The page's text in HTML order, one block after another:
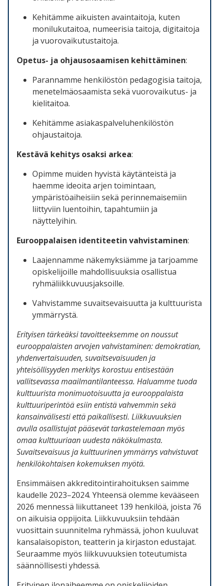
Kehitämme aikuisten avaintaitoja, kuten
monilukutaitoa, numeerisia taitoja, digitaitoja
ja vuorovaikutustaitoja.
Opetus- ja ohjausosaamisen kehittäminen:
Parannamme henkilöstön pedagogisia taitoja,
menetelmäosaamista sekä vuorovaikutus- ja
kielitaitoa.
Kehitämme asiakaspalveluhenkilöstön
ohjaustaitoja.
Kestävä kehitys osaksi arkea:
Opimme muiden hyvistä käytänteistä ja
haemme ideoita arjen toimintaan,
ympäristöaiheisiin sekä perinnemaisemiin
liittyviin luentoihin, tapahtumiin ja
näyttelyihin.
Eurooppalaisen identiteetin vahvistaminen:
Laajennamme näkemyksiämme ja tarjoamme
opiskelijoille mahdollisuuksia osallistua
ryhmäliikkuvuusjaksoille.
Vahvistamme suvaitsevaisuutta ja kulttuurista
ymmärrystä.
Erityisen tärkeäksi tavoitteeksemme on noussut
eurooppalaisten arvojen vahvistaminen: demokratian,
yhdenvertaisuuden, suvaitsevaisuuden ja
yhteisöllisyyden merkitys korostuu entisestään
vallitsevassa maailmantilanteessa. Haluamme tuoda
kulttuurista monimuotoisuutta ja eurooppalaista
kulttuuriperintöä esiin entistä vahvemmin sekä
kansainvälisesti että paikallisesti. Liikkuvuuksien
avulla osallistujat pääsevät tarkastelemaan myös
omaa kulttuuriaan uudesta näkökulmasta.
Suvaitsevaisuus ja kulttuurinen ymmärrys vahvistuvat
henkilökohtaisen kokemuksen myötä.
Ensimmäisen akkreditointirahoituksen saimme
kaudelle 2023–2024. Yhteensä olemme kevääseen
2026 mennessä liikuttaneet 139 henkilöä, joista 76
on aikuisia oppijoita. Liikkuvuuksiin tehdään
vuosittain suunnitelma ryhmässä, johon kuuluvat
kansalaisopiston, teatterin ja kirjaston edustajat.
Seuraamme myös liikkuvuuksien toteutumista
säännöllisesti yhdessä.